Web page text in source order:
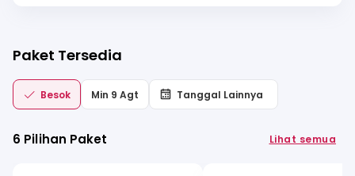
Paket Tersedia
Besok Min 9 Agt Tanggal Lainnya
6 Pilihan Paket Lihat semua